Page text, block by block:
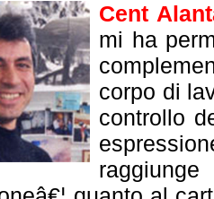
Cent
mi ha
corpo di
controllo